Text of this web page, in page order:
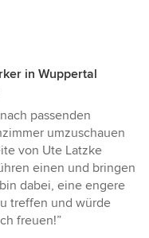
in Wuppertal
passenden
umzuschauen
von Ute Latzke
einen und bringen
dabei, eine engere
treffen und würde
freuen!”